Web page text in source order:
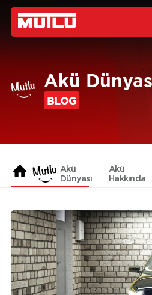
Akü
BLOG
Akü
Dünyası
Akü
Hakkında